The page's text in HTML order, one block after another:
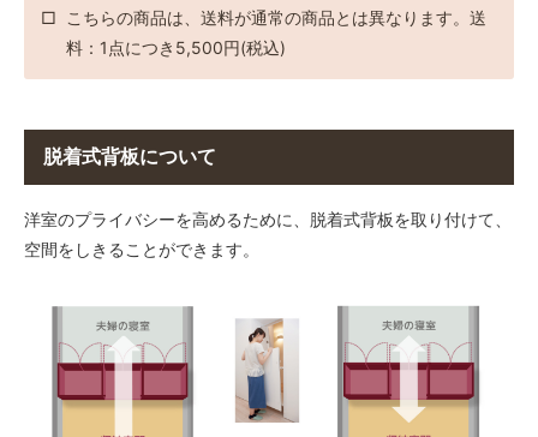
こちらの商品は、送料が通常の商品とは異なります。送
料：1点につき5,500円(税込)
脱着式背板について
洋室のプライバシーを高めるために、脱着式背板を取り付けて、
空間をしきることができます。